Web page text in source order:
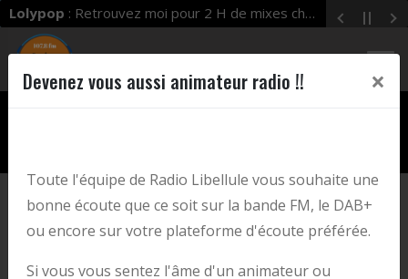
Lolypop : Retrouvez moi pour 2 H de mixes chaque mercredi dès 19 h 00 à 21 h 00 ! Enjoy !
Devenez vous aussi animateur radio !! ×
Toute l'équipe de Radio Libellule vous souhaite une
bonne écoute que ce soit sur la bande FM, le DAB+
ou encore sur votre plateforme d'écoute préférée.
Si vous vous sentez l'âme d'un animateur ou